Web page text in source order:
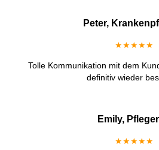
Peter,
★★★★★
Tolle Kommunikation mit dem
definitiv wieder
Emily,
★★★★★